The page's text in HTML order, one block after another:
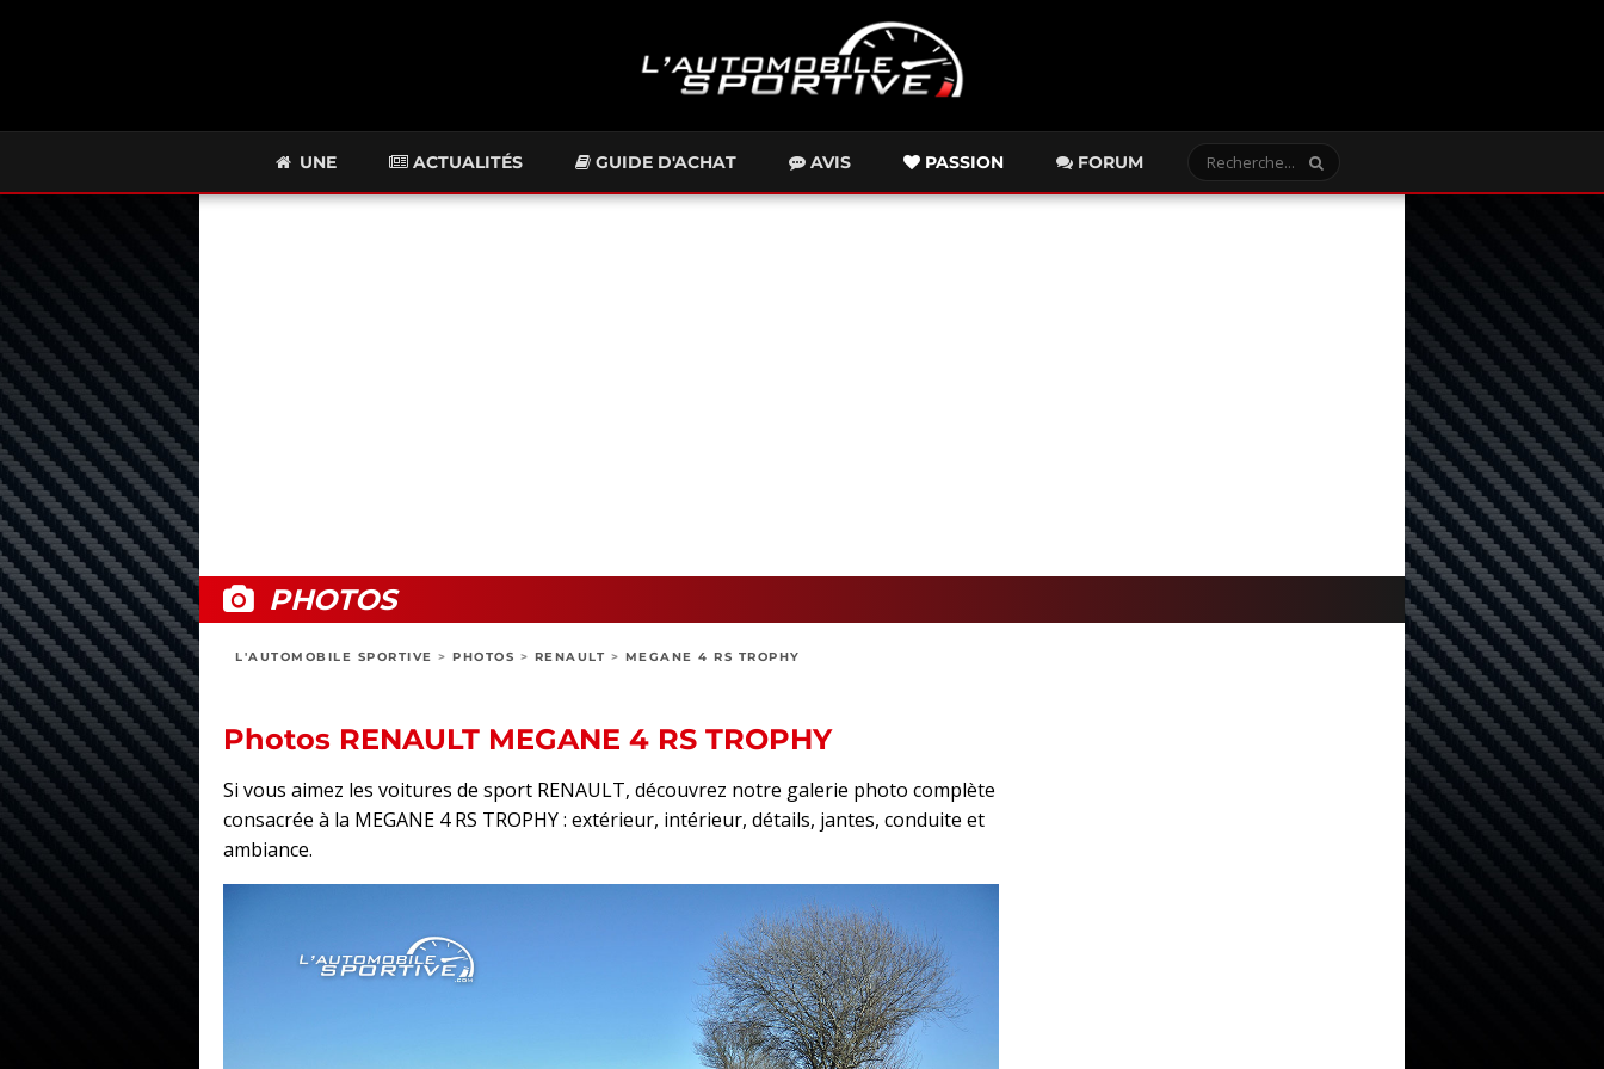
UNE ACTUALITÉS GUIDE D'ACHAT AVIS PASSION FORUM
PHOTOS
L'AUTOMOBILE SPORTIVE > PHOTOS > RENAULT > MEGANE 4 RS TROPHY
Photos RENAULT MEGANE 4 RS TROPHY
Si vous aimez les voitures de sport RENAULT, découvrez notre galerie photo complète
consacrée à la MEGANE 4 RS TROPHY : extérieur, intérieur, détails, jantes, conduite et
ambiance.